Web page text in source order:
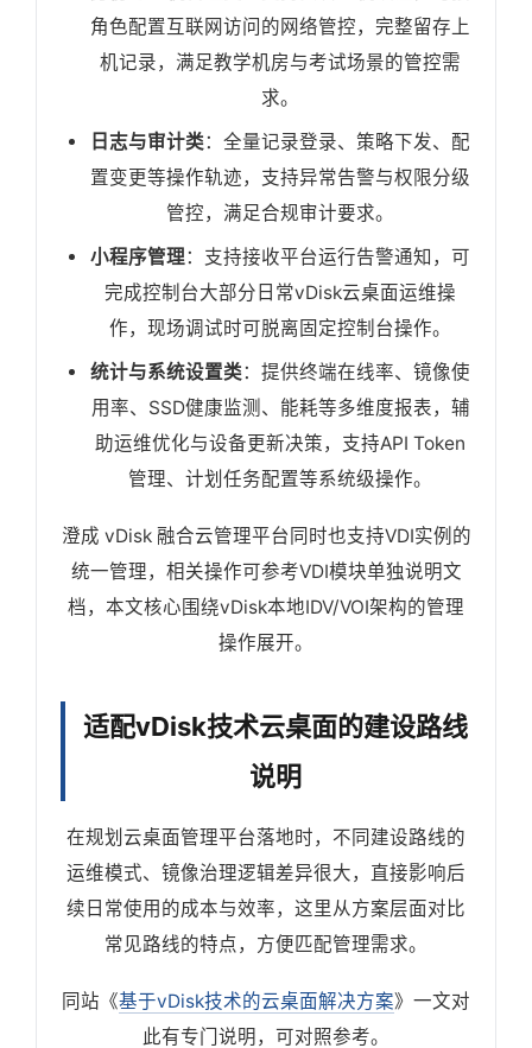
角色配置互联网访问的网络管控，完整留存上
机记录，满足教学机房与考试场景的管控需
求。
日志与审计类：全量记录登录、策略下发、配
置变更等操作轨迹，支持异常告警与权限分级
管控，满足合规审计要求。
小程序管理：支持接收平台运行告警通知，可
完成控制台大部分日常vDisk云桌面运维操
作，现场调试时可脱离固定控制台操作。
统计与系统设置类：提供终端在线率、镜像使
用率、SSD健康监测、能耗等多维度报表，辅
助运维优化与设备更新决策，支持API Token
管理、计划任务配置等系统级操作。
澄成 vDisk 融合云管理平台同时也支持VDI实例的
统一管理，相关操作可参考VDI模块单独说明文
档，本文核心围绕vDisk本地IDV/VOI架构的管理
操作展开。
适配vDisk技术云桌面的建设路线
说明
在规划云桌面管理平台落地时，不同建设路线的
运维模式、镜像治理逻辑差异很大，直接影响后
续日常使用的成本与效率，这里从方案层面对比
常见路线的特点，方便匹配管理需求。
同站《基于vDisk技术的云桌面解决方案》一文对
此有专门说明，可对照参考。